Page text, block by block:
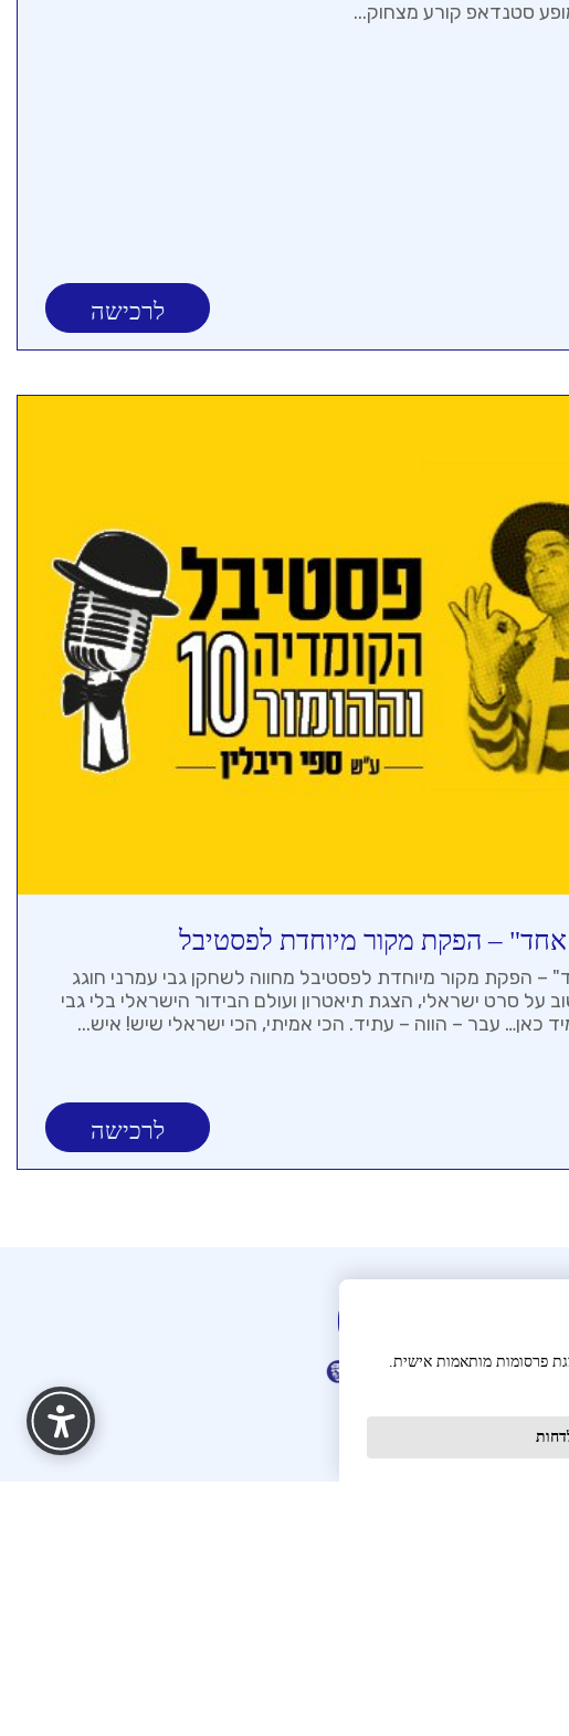
סטנדאפ קורע מצחוק...
לרכישה
אחד" – הפקת מקור מיוחדת לפסטיבל
– הפקת מקור מיוחדת לפסטיבל מחווה לשחקן גבי עמרני חוגג
על סרט ישראלי, הצגת תיאטרון ועולם הבידור הישראלי בלי גבי
כאן… עבר – הווה – עתיד. הכי אמיתי, הכי ישראלי שיש! איש...
לרכישה
פרסומות מותאמות אישית.